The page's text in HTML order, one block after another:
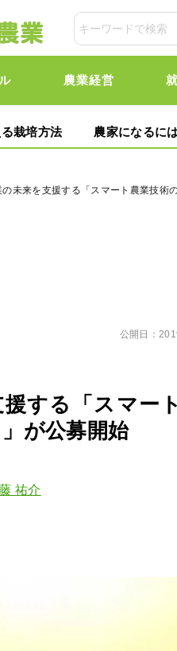
農業経営
栽培方法 農家になるに
の未来を支援する「スマート農業技術
する「スマー
が公募開始
祐介
公開日：